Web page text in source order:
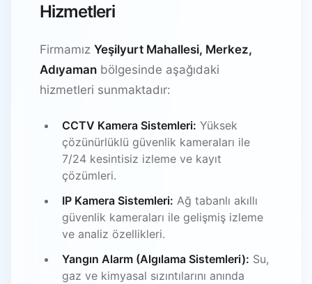
Hizmetleri
Firmamız Yeşilyurt Mahallesi, Merkez,
Adıyaman bölgesinde aşağıdaki
hizmetleri sunmaktadır:
CCTV Kamera Sistemleri: Yüksek
çözünürlüklü güvenlik kameraları ile
7/24 kesintisiz izleme ve kayıt
çözümleri.
IP Kamera Sistemleri: Ağ tabanlı akıllı
güvenlik kameraları ile gelişmiş izleme
ve analiz özellikleri.
Yangın Alarm (Algılama Sistemleri): Su,
gaz ve kimyasal sızıntılarını anında